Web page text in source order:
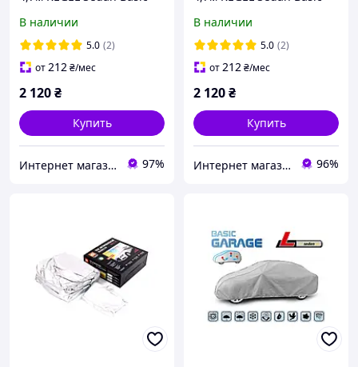
В наличии
5.0 (2)
от212₴/мес
2 120₴
Купить
Интернет магазин "Тюн-Авто" 97%
В наличии
5.0 (2)
от212₴/мес
2 120₴
Купить
Интернет магазин автотоваров "Гараж" 96%